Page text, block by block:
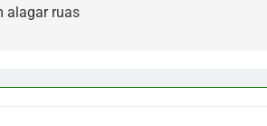
alagar ruas